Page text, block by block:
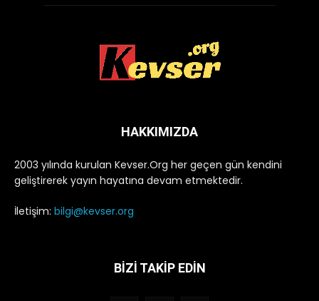
HAKKIMIZDA
2003 yılında kurulan Kevser.Org her geçen gün kendini
geliştirerek yayın hayatına devam etmektedir.
İletişim: bilgi@kevser.org
BİZİ TAKİP EDİN